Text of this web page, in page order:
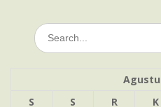
Search
for:
S
S R K